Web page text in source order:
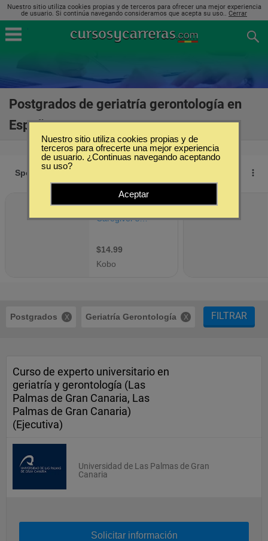
Nuestro sitio utiliza cookies propias y de terceros para ofrecer una mejor experiencia
de usuario. Si continúa navegando consideramos que acepta su uso.. Cerrar
Postgrados de geriatría gerontología en
España
Postgrados Geriatría Gerontología FILTRAR
Curso de experto universitario en
geriatría y gerontología (Las
Palmas de Gran Canaria, Las
Palmas de Gran Canaria)
(Ejecutiva)
Universidad de Las Palmas de Gran
Canaria
Solicitar información
Nuestro sitio utiliza cookies propias y de
terceros para ofrecerte una mejor experiencia
de usuario. ¿Continuas navegando aceptando
su uso?
Aceptar